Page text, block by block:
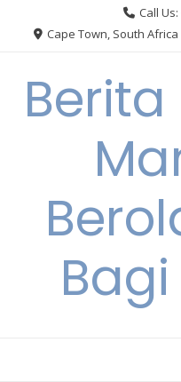
Call Us:
Cape Town, South Africa